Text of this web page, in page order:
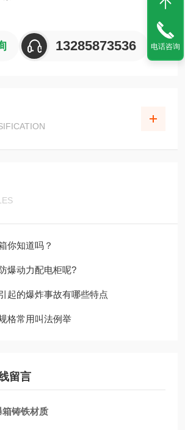
汽,薄雾挥发性的因素
和配置情况
13285873536
你知道吗？
爆动力配电柜呢?
起的爆炸事故有哪些特点
格常用叫法例举
留言
铸铁材质
电话咨询